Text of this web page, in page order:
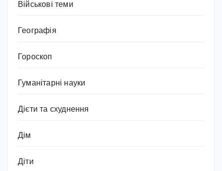
Військові теми
Географія
Гороскоп
Гуманітарні науки
Дієти та схуднення
Дім
Діти